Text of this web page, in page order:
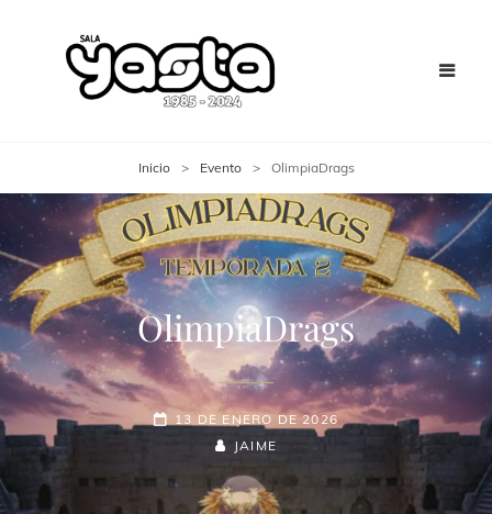
Inicio > Evento > OlimpiaDrags
OlimpiaDrags
13 DE ENERO DE 2026
JAIME